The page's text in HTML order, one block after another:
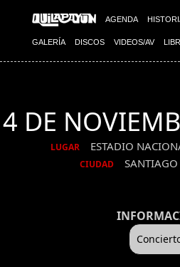
AGENDA
GALERÍA DISCOS VIDEOS/AV
4 DE
LUGAR ESTADIO
CIUDAD SANTIAGO